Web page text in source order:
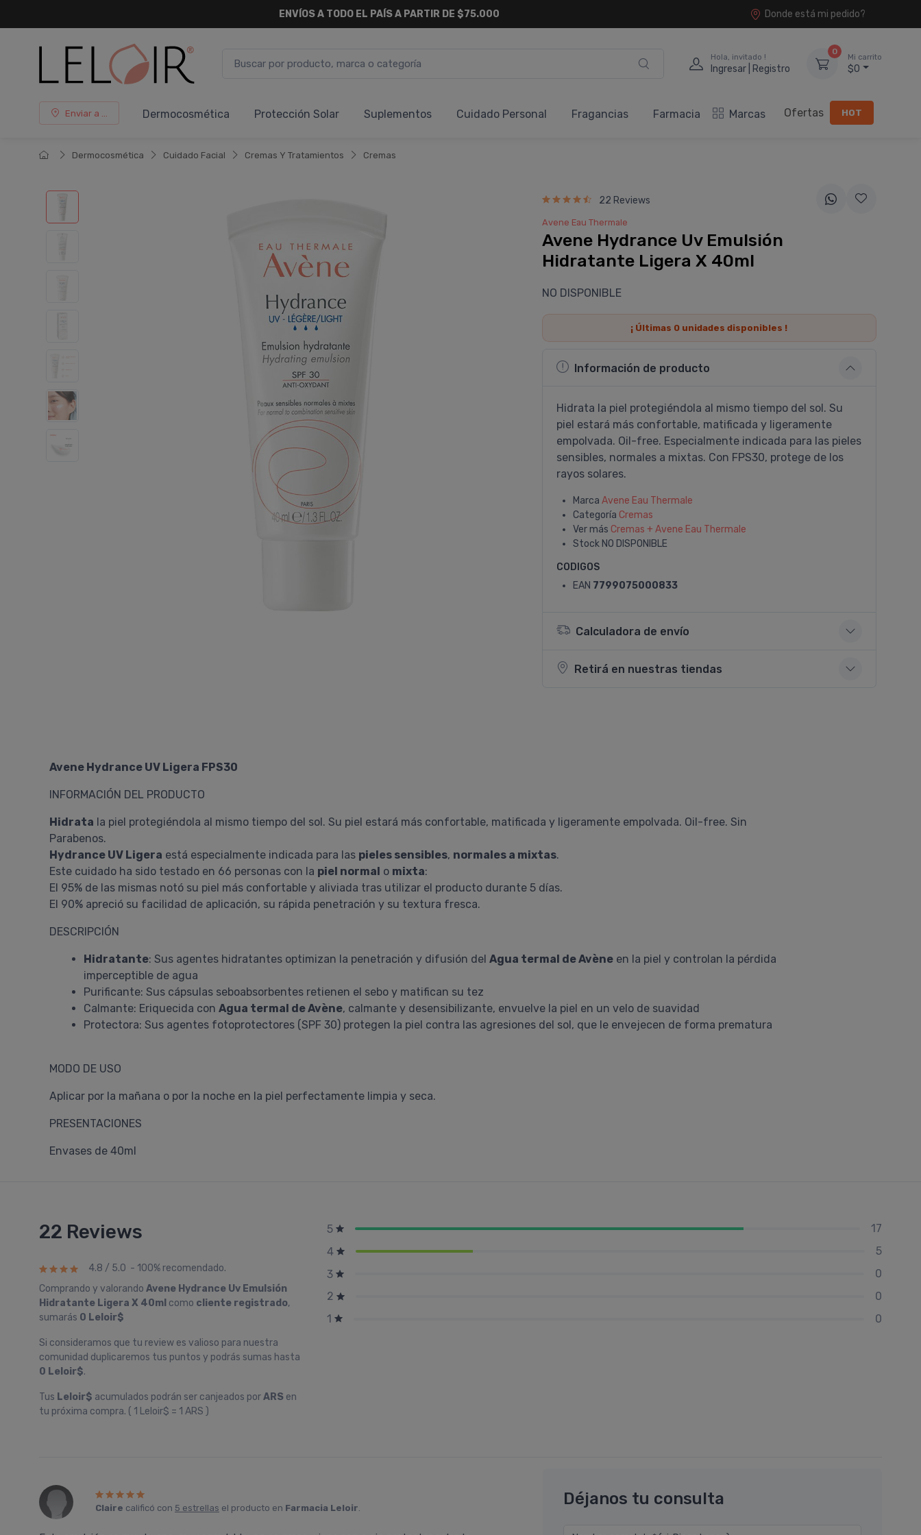
Donde está mi pedido?
Hola, invitado !
Ingresar | Registro
0
Mi carrito
$0
Enviar a ... Dermocosmética Protección Solar Suplementos Cuidado Personal Fragancias Farmacia Marcas Ofertas HOT
Dermocosmética Cuidado Facial Cremas Y Tratamientos Cremas
22 Reviews
Avene Eau Thermale
Avene Hydrance Uv Emulsión
Hidratante Ligera X 40ml
NO DISPONIBLE
¡ Últimas 0 unidades disponibles !
Información de producto
Hidrata la piel protegiéndola al mismo tiempo del sol. Su
piel estará más confortable, matificada y ligeramente
empolvada. Oil-free. Especialmente indicada para las pieles
sensibles, normales a mixtas. Con FPS30, protege de los
rayos solares.
Marca Avene Eau Thermale
Categoría Cremas
Ver más Cremas + Avene Eau Thermale
Stock NO DISPONIBLE
CODIGOS
EAN 7799075000833
Calculadora de envío
Retirá en nuestras tiendas
Avene Hydrance UV Ligera FPS30
INFORMACIÓN DEL PRODUCTO
Hidrata la piel protegiéndola al mismo tiempo del sol. Su piel estará más confortable, matificada y ligeramente empolvada. Oil-free. Sin
Parabenos.
Hydrance UV Ligera está especialmente indicada para las pieles sensibles, normales a mixtas.
Este cuidado ha sido testado en 66 personas con la piel normal o mixta:
El 95% de las mismas notó su piel más confortable y aliviada tras utilizar el producto durante 5 días.
El 90% apreció su facilidad de aplicación, su rápida penetración y su textura fresca.
DESCRIPCIÓN
Hidratante: Sus agentes hidratantes optimizan la penetración y difusión del Agua termal de Avène en la piel y controlan la pérdida
imperceptible de agua
Purificante: Sus cápsulas seboabsorbentes retienen el sebo y matifican su tez
Calmante: Eriquecida con Agua termal de Avène, calmante y desensibilizante, envuelve la piel en un velo de suavidad
Protectora: Sus agentes fotoprotectores (SPF 30) protegen la piel contra las agresiones del sol, que le envejecen de forma prematura
MODO DE USO
Aplicar por la mañana o por la noche en la piel perfectamente limpia y seca.
PRESENTACIONES
Envases de 40ml
22 Reviews
4.8 / 5.0 - 100% recomendado.
Comprando y valorando Avene Hydrance Uv Emulsión
Hidratante Ligera X 40ml como cliente registrado,
sumarás 0 Leloir$
Si consideramos que tu review es valioso para nuestra
comunidad duplicaremos tus puntos y podrás sumas hasta
0 Leloir$.
Tus Leloir$ acumulados podrán ser canjeados porARS en
tu próxima compra. ( 1 Leloir$ = 1 ARS )
5
17
4
5
3
0
2
0
1
0
Claire calificó con 5 estrellas el producto en Farmacia Leloir. Déjanos tu consulta